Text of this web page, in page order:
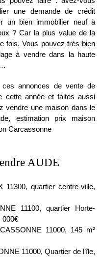
une demande de crédit
un bien immobilier neuf à
? Car la plus value de la
fois. Vous pouvez très bien
à vendre dans la haute
annonces de vente de
cette année et faites aussi
vendre une maison dans le
estimation prix maison
Carcassonne
AUDE
quartier centre-ville,
11100, quartier Horte-
000€
11000, 145 m²
11000, Quartier de l’île,